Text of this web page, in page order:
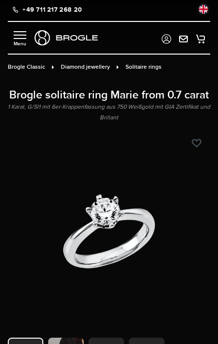
content+49 711 217 268 20
Brogle Classic Diamond jewellery Solitaire rings
Brogle solitaire ring Marie from 0.7 carat
1 Karat, G/SI1 mit 6er-Krappenfassung aus 750 Weißgold mit GIA Zertifikat und
Brillant